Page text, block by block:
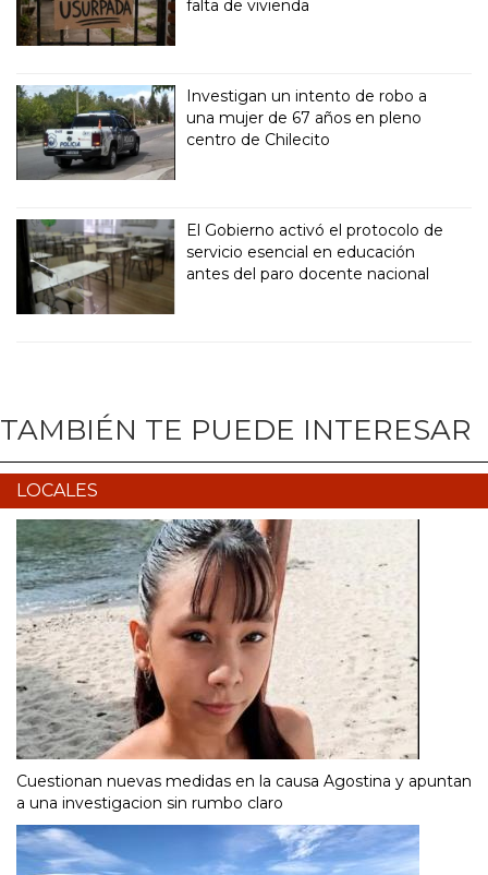
falta de vivienda
Investigan un intento de robo a
una mujer de 67 años en pleno
centro de Chilecito
El Gobierno activó el protocolo de
servicio esencial en educación
antes del paro docente nacional
TAMBIÉN TE PUEDE INTERESAR
LOCALES
Cuestionan nuevas medidas en la causa Agostina y apuntan
a una investigacion sin rumbo claro